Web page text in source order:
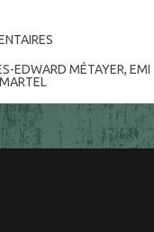
EDWARD MÉTAYER, EMI